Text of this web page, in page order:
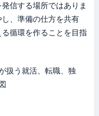
信する場所ではありま
、準備の仕方を共有
循環を作ることを目指